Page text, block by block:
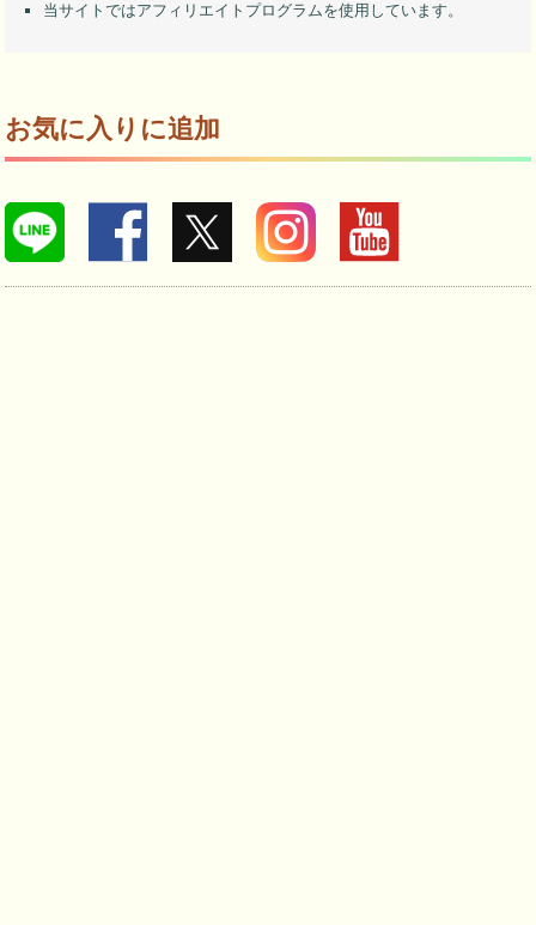
当サイトではアフィリエイトプログラムを使用しています。
お気に入りに追加